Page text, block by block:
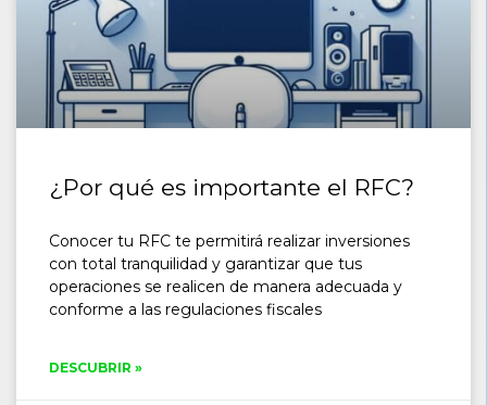
¿Por qué es importante el RFC?
Conocer tu RFC te permitirá realizar inversiones
con total tranquilidad y garantizar que tus
operaciones se realicen de manera adecuada y
conforme a las regulaciones fiscales
DESCUBRIR »